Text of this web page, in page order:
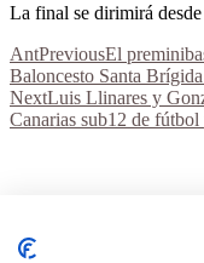
La final se dirimirá
AntPreviousEl
Baloncesto Santa Brígida
NextLuis Llinares y
Canarias sub12 de fútbol